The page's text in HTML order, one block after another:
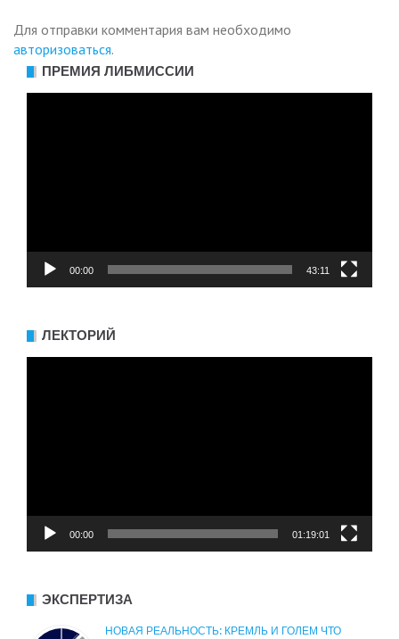
Для отправки комментария вам необходимо
авторизоваться.
ПРЕМИЯ ЛИБМИССИИ
00:00 43:11
ЛЕКТОРИЙ
00:00 01:19:01
ЭКСПЕРТИЗА
НОВАЯ РЕАЛЬНОСТЬ: КРЕМЛЬ И ГОЛЕМ ЧТО